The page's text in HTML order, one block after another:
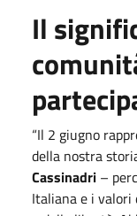
Il
“Il 2 giugno
della nostra
Cassinadri –
Italiana e i valori